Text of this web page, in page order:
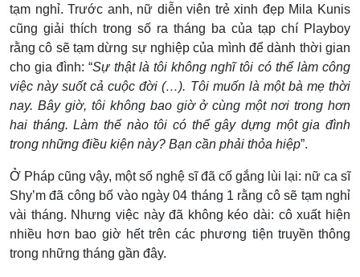
tạm nghỉ. Trước anh, nữ diễn viên trẻ xinh đẹp Mila Kunis
cũng giải thích trong số ra tháng ba của tạp chí Playboy
rằng cô sẽ tạm dừng sự nghiệp của mình để dành thời gian
cho gia đình: “Sự thật là tôi không nghĩ tôi có thể làm công
việc này suốt cả cuộc đời (…). Tôi muốn là một bà mẹ thời
nay. Bây giờ, tôi không bao giờ ở cùng một nơi trong hơn
hai tháng. Làm thế nào tôi có thể gây dựng một gia đình
trong những điều kiện này? Bạn cần phải thỏa hiệp”.
Ở Pháp cũng vậy, một số nghệ sĩ đã cố gắng lùi lại: nữ ca sĩ
Shy’m đã công bố vào ngày 04 tháng 1 rằng cô sẽ tạm nghỉ
vài tháng. Nhưng việc này đã không kéo dài: cô xuất hiện
nhiều hơn bao giờ hết trên các phương tiện truyền thông
trong những tháng gần đây.